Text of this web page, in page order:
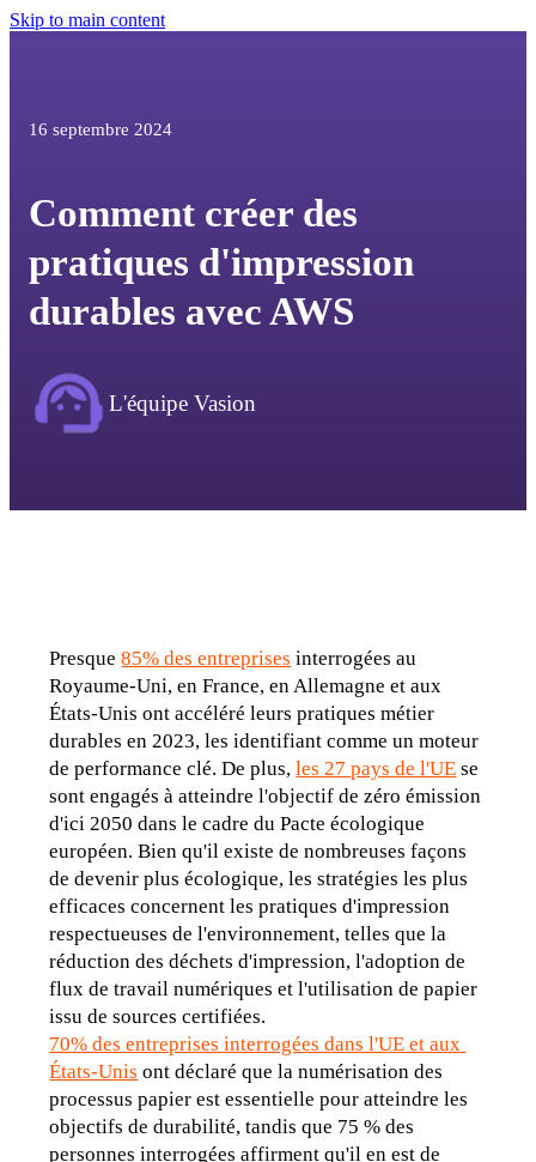
Skip to main content
16 septembre 2024
Comment créer des
pratiques d'impression
durables avec AWS
L'équipe Vasion
Presque 85% des entreprises interrogées au
Royaume-Uni, en France, en Allemagne et aux
États-Unis ont accéléré leurs pratiques métier
durables en 2023, les identifiant comme un moteur
de performance clé. De plus, les 27 pays de l'UE se
sont engagés à atteindre l'objectif de zéro émission
d'ici 2050 dans le cadre du Pacte écologique
européen. Bien qu'il existe de nombreuses façons
de devenir plus écologique, les stratégies les plus
efficaces concernent les pratiques d'impression
respectueuses de l'environnement, telles que la
réduction des déchets d'impression, l'adoption de
flux de travail numériques et l'utilisation de papier
issu de sources certifiées.
70% des entreprises interrogées dans l'UE et aux
États-Unis ont déclaré que la numérisation des
processus papier est essentielle pour atteindre les
objectifs de durabilité, tandis que 75 % des
personnes interrogées affirment qu'il en est de